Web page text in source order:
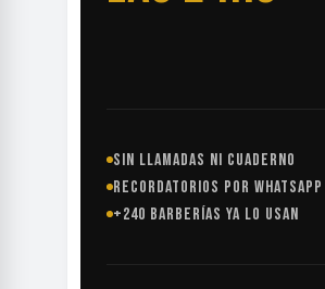
SIN LLAMADAS NI CUADERNO
RECORDATORIOS POR WHATSAPP
+240 BARBERÍAS YA LO USAN